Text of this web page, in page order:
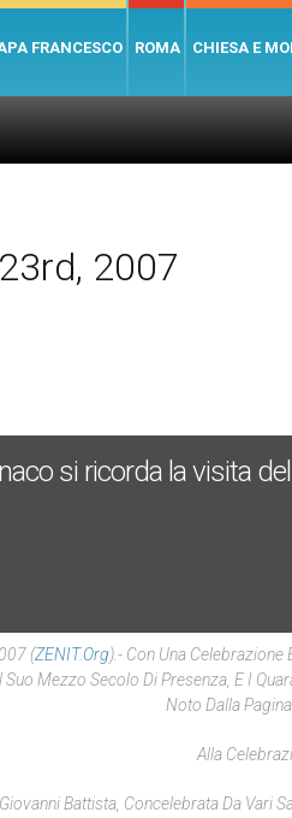
FRANCESCO ROMA CHIESA E
2007
si ricorda la visita
(ZENIT.org).- Con Una Celebrazione
Mezzo Secolo Di Presenza, E I
Noto Dalla
Alla
Battista, Concelebrata Da Vari